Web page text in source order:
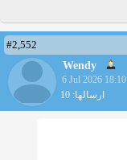
#2,552
Wendy
6 Jul 2026 18:10
ارسالها: 10